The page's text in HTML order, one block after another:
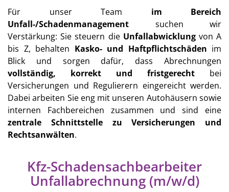
Kfz-Schadensachbearbeiter
Unfallabrechnung (m/w/d)
Für unser Team im Bereich
Unfall-/Schadenmanagement suchen wir
Verstärkung: Sie steuern die Unfallabwicklungvon A
bis Z, behalten Kasko- und Haftpflichtschäden im
Blick und sorgen dafür, dass Abrechnungen
vollständig, korrekt und fristgerecht bei
Versicherungen und Regulierern eingereicht werden.
Dabei arbeiten Sie eng mit unseren Autohäusern sowie
internen Fachbereichen zusammen und sind eine
zentrale Schnittstelle zu Versicherungen und
Rechtsanwälten.